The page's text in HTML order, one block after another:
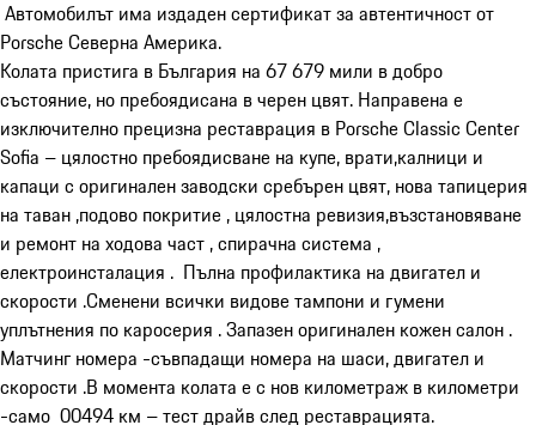
Porsche Северна Америка.
Колата пристига в България на 67 679 мили в добро
състояние, но пребоядисана в черен цвят. Направена е
изключително прецизна реставрация в Porsche Classic Center
Sofia – цялостно пребоядисване на купе, врати,калници и
капаци с оригинален заводски сребърен цвят, нова тапицерия
на таван ,подово покритие , цялостна ревизия,възстановяване
и ремонт на ходова част , спирачна система ,
електроинсталация .  Пълна профилактика на двигател и
скорости .Сменени всички видове тампони и гумени
уплътнения по каросерия . Запазен оригинален кожен салон .
Матчинг номера -съвпадащи номера на шаси, двигател и
скорости .В момента колата е с нов километраж в километри
-само  00494 км – тест драйв след реставрацията.